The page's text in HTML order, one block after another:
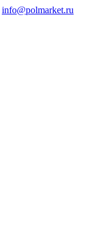
info@polmarket.ru